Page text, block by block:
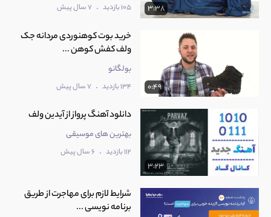
3:38 105 بازدید . 7 سال پیش
0:49
خرید بوت کوهنوردی مردانه جک
ولف کفش کوهن ...
بولگانو
134 بازدید . 7 سال پیش
3:23
دانلود آهنگ پرواز از آیدین ولف
بهترین های موسیقی
112 بازدید . 6 سال پیش
شرایط لازم برای مهاجرت از طریق
برنامه نویسی ...